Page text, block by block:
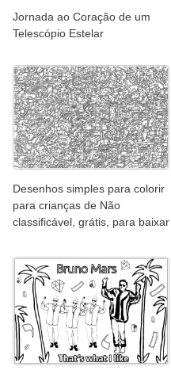
Jornada ao Coração de um
Telescópio Estelar
Desenhos simples para colorir
para crianças de Não
classificável, grátis, para baixar